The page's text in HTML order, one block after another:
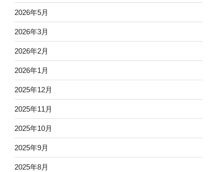
2026年5月
2026年3月
2026年2月
2026年1月
2025年12月
2025年11月
2025年10月
2025年9月
2025年8月